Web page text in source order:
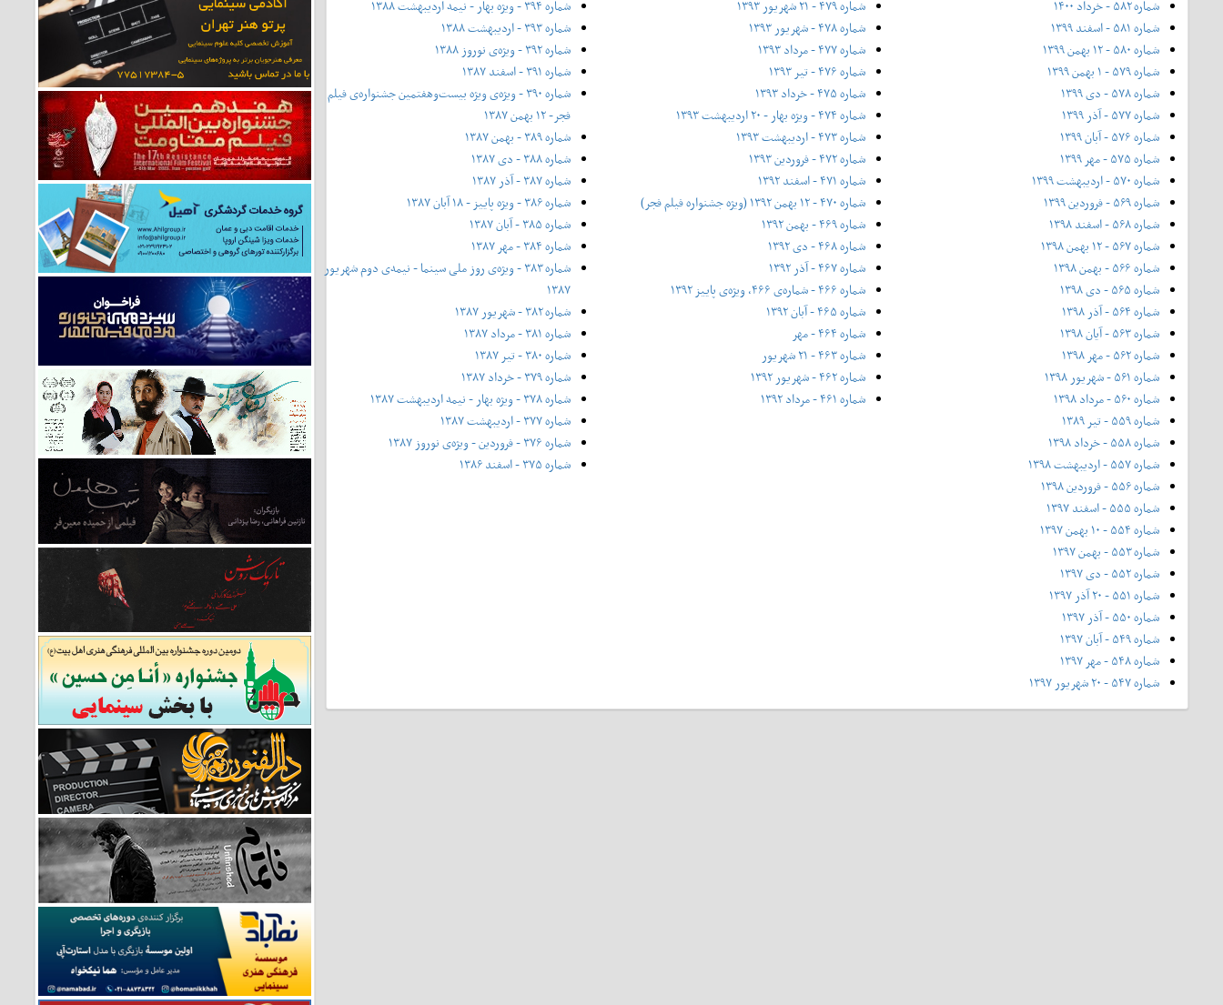
شماره ۵۸۲ - خرداد ۱۴۰۰
شماره ۵۸۱ - اسفند ۱۳۹۹
شماره ۵۸۰ - ۱۲ بهمن ۱۳۹۹
شماره ۵۷۹ - ۱ بهمن ۱۳۹۹
شماره ۵۷۸ - دی ۱۳۹۹
شماره ۵۷۷ - آذر ۱۳۹۹
شماره ۵۷۶ - آبان ۱۳۹۹
شماره ۵۷۵ - مهر ۱۳۹۹
شماره ۵۷۰ - اردیبهشت ۱۳۹۹
شماره ۵۶۹ - فروردین ۱۳۹۹
شماره ۵۶۸ - اسفند ۱۳۹۸
شماره ۵۶۷ - ۱۲ بهمن ۱۳۹۸
شماره ۵۶۶ - بهمن ۱۳۹۸
شماره ۵۶۵ - دی ۱۳۹۸
شماره ۵۶۴ - آذر ۱۳۹۸
شماره ۵۶۳ - آیان ۱۳۹۸
شماره ۵۶۲ - مهر ۱۳۹۸
شماره ۵۶۱ - شهریور ۱۳۹۸
شماره ۵۶۰ - مرداد ۱۳۹۸
شماره ۵۵۹ - تیر ۱۳۸۹
شماره ۵۵۸ - خرداد ۱۳۹۸
شماره ۵۵۷ - اردیبهشت ۱۳۹۸
شماره ۵۵۶ - فروردین ۱۳۹۸
شماره ۵۵۵ - اسفند ۱۳۹۷
شماره ۵۵۴ - ۱۰ بهمن ۱۳۹۷
شماره ۵۵۳ - بهمن ۱۳۹۷
شماره ۵۵۲ - دی ۱۳۹۷
شماره ۵۵۱ - ۲۰ آذر ۱۳۹۷
شماره ۵۵۰ - آذر ۱۳۹۷
شماره ۵۴۹ - آبان ۱۳۹۷
شماره ۵۴۸ - مهر ۱۳۹۷
شماره ۵۴۷ - ۲۰ شهریور ۱۳۹۷
شماره ۴۷۹ - ۲۱ شهریور ۱۳۹۳
شماره ۴۷۸ - شهریور ۱۳۹۳
شماره ۴۷۷ - مرداد ۱۳۹۳
شماره ۴۷۶ - تیر ۱۳۹۳
شماره ۴۷۵ - خرداد ۱۳۹۳
شماره ۴۷۴ - ویژه بهار - ۲۰ اردیبهشت ۱۳۹۳
شماره ۴۷۳ - اردیبهشت ۱۳۹۳
شماره ۴۷۲ - فروردین ۱۳۹۳
شماره ۴۷۱ - اسفند ۱۳۹۲
شماره ۴۷۰ - ۱۲ بهمن ۱۳۹۲ (ویژه جشنواره فیلم فجر)
شماره ۴۶۹ - بهمن ۱۳۹۲
شماره ۴۶۸ - دی ۱۳۹۲
شماره ۴۶۷ - آذر ۱۳۹۲
شماره ۴۶۶ - شماره‌ی ۴۶۶، ویژه‌ی پاییز ۱۳۹۲
شماره ۴۶۵ - آبان ۱۳۹۲
شماره ۴۶۴ - مهر
شماره ۴۶۳ - ۲۱ شهریور
شماره ۴۶۲ - شهریور ۱۳۹۲
شماره ۴۶۱ - مرداد ۱۳۹۲
شماره ۳۹۴ - ویژه بهار - نیمه‌ اردیبهشت ۱۳۸۸
شماره ۳۹۳ - اردیبهشت ۱۳۸۸
شماره ۳۹۲ - ویژه‌ی نوروز ۱۳۸۸
شماره ۳۹۱ - اسفند ۱۳۸۷
شماره ۳۹۰ - ویژه‌ی ویژه بیست‌و‌هفتمین جشنواره‌ی فیلم
فجر- ۱۲ بهمن ۱۳۸۷
شماره ۳۸۹ - بهمن ۱۳۸۷
شماره ۳۸۸ - دی ۱۳۸۷
شماره ۳۸۷ - آذر ۱۳۸۷
شماره ۳۸۶ - ویژه پاییز - ۱۸ آبان ۱۳۸۷
شماره ۳۸۵ - آبان ۱۳۸۷
شماره ۳۸۴ - مهر ۱۳۸۷
شماره ۳۸۳ - ویژه‌ی روز ملی سینما - نیمه‌ی دوم شهریور
۱۳۸۷
شماره ۳۸۲ - شهریور ۱۳۸۷
شماره ۳۸۱ - مرداد ۱۳۸۷
شماره ۳۸۰ - تیر ۱۳۸۷
شماره ۳۷۹ - خرداد ۱۳۸۷
شماره ۳۷۸ - ویژه بهار - نیمه‌ اردیبهشت ۱۳۸۷
شماره ۳۷۷ - اردیبهشت ۱۳۸۷
شماره ۳۷۶ - فروردین - ویژه‌ی نوروز ۱۳۸۷
شماره ۳۷۵ - اسفند ۱۳۸۶